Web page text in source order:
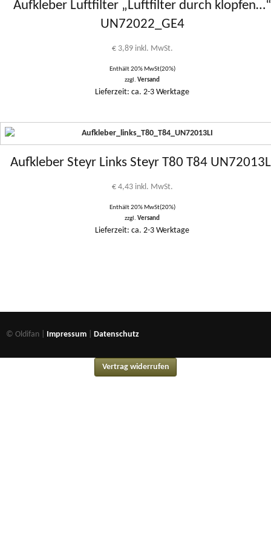
Aufkleber Luftfilter „Luftfilter durch klopfen…“
UN72022_GE4
€3,89 inkl. MwSt.
Enthält 20% MwSt(20%)
zzgl.Versand
Lieferzeit: ca. 2-3 Werktage
Aufkleber Steyr Links Steyr T80 T84
€4,43 inkl. MwSt.
Enthält 20% MwSt(20%)
zzgl.Versand
Lieferzeit: ca. 2-3 Werktage
© Oldifan | Impressum Datenschutz
Vertrag widerrufen